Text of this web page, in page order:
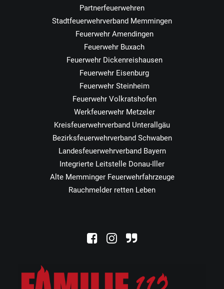
Partnerfeuerwehren
Stadtfeuerwehrverband Memmingen
Feuerwehr Amendingen
Feuerwehr Buxach
Feuerwehr Dickenreishausen
Feuerwehr Eisenburg
Feuerwehr Steinheim
Feuerwehr Volkratshofen
Werkfeuerwehr Metzeler
Kreisfeuerwehrverband Unterallgäu
Bezirksfeuerwehrverband Schwaben
Landesfeuerwehrverband Bayern
Integrierte Leitstelle Donau-Iller
Alte Memminger Feuerwehrfahrzeuge
Rauchmelder retten Leben